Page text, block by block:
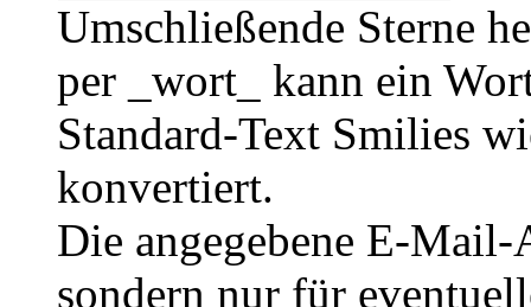
Umschließende Sterne
per _wort_ kann ein
Standard-Text Smilies
konvertiert.
Die angegebene E-
sondern nur für